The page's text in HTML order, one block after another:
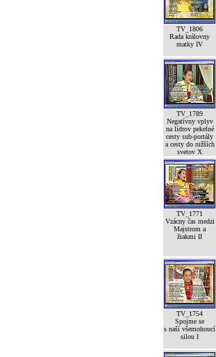
TV_1806
Rada královny
matky IV
TV_1789
Negatívny vplyv
na lídrov pekelné
cesty sub-portály
a cesty do nižších
svetov X
TV_1771
Vzácny čas medzi
Majstrom a
žiakmi II
TV_1754
Spojme se
s naší všemohoucí
silou I